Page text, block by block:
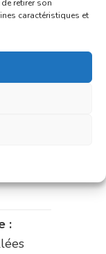
retirer son
caractéristiques et
:
: